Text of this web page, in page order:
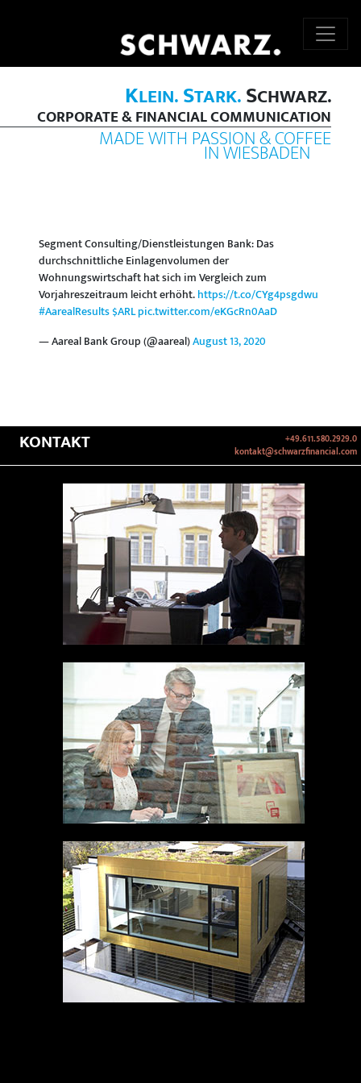
KLEIN.STARK.SCHWARZ.
CORPORATE & FINANCIAL COMMUNICATION
MADE WITH PASSION & COFFEE
IN WIESBADEN
Segment Consulting/Dienstleistungen Bank: Das
durchschnittliche Einlagenvolumen der
Wohnungswirtschaft hat sich im Vergleich zum
Vorjahreszeitraum leicht erhöht.https://t.co/CYg4psgdwu
#AarealResults$ARLpic.twitter.com/eKGcRn0AaD
— Aareal Bank Group (@aareal)August 13, 2020
KONTAKT
+49.611.580.2929.0
kontakt@schwarzfinancial.com